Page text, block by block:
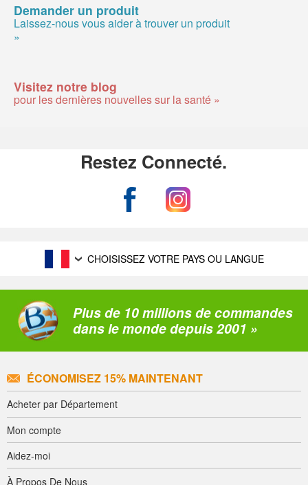
Demander un produit
Laissez-nous vous aider à trouver un produit
»
Visitez notre blog
pour les dernières nouvelles sur la santé »
Restez Connecté.
CHOISISSEZ VOTRE PAYS OU LANGUE
Plus de 10 millions de commandes
dans le monde depuis 2001 »
ÉCONOMISEZ 15% MAINTENANT
Acheter par Département
Mon compte
Aidez-moi
À Propos De Nous